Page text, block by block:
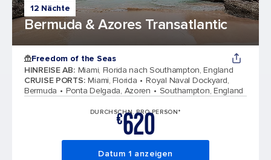
12 Nächte
Bermuda & Azores Transatlantic
Freedom of the Seas
HINREISE AB: Miami, Florida nach Southampton, England
CRUISE PORTS: Miami, Florida
Royal Naval Dockyard,
Bermuda
Ponta Delgada, Azoren Southampton, England
DURCHSCHN. PRO PERSON*
€620
Datum 1 anzeigen